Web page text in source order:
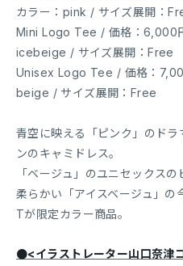
カラー：pink / サイズ展開：
Mini Logo Tee / 価格：6,000
icebeige / サイズ展開：Free
Unisex Logo Tee / 価格：
beige / サイズ展開：Free
青空に映える「ピンク」のドラ
ンのキャミドレス。
「ベージュ」のユニセックスの
柔らかい「アイスベージュ」の
Tが限定カラー商品。
●<イラストレーター山口奈津